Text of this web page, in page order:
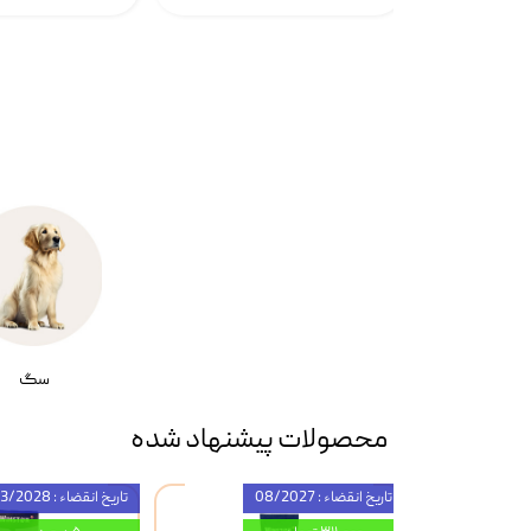
سگ
محصولات پیشنهاد شده
تاریخ انقضاء : 03/2028
تاریخ انقضاء : 08/2027